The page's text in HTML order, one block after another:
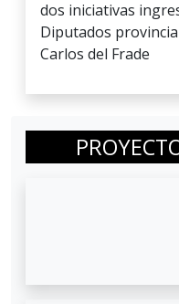
dos iniciativas
Diputados
Carlos del Frade